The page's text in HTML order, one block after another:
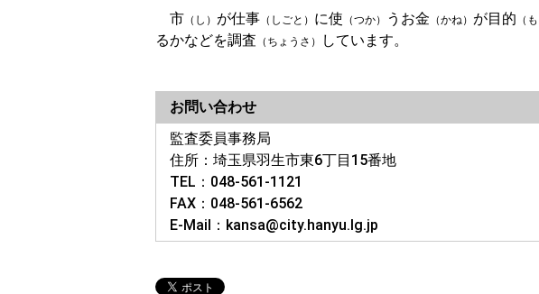
市 （し） が仕事 （しごと） に使 （つか） うお金 （かね） が目的 （
るかなどを調査 （ちょうさ） しています。
お問い合わせ
監査委員事務局
住所：埼玉県羽生市
TEL：048-561-1121
FAX：048-561-6562
E-Mail：kansa@city.hanyu.lg.jp